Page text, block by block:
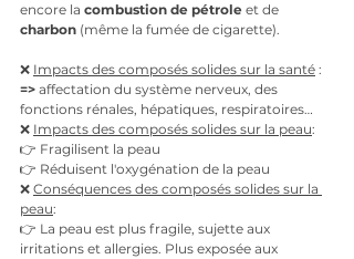
encore la combustion de pétrole et de
charbon (même la fumée de cigarette).
❌ Impacts des composés solides sur la santé :
=> affectation du système nerveux, des
fonctions rénales, hépatiques, respiratoires…
❌ Impacts des composés solides sur la peau:
👉 Fragilisent la peau
👉 Réduisent l'oxygénation de la peau
❌ Conséquences des composés solides sur la
peau:
👉 La peau est plus fragile, sujette aux
irritations et allergies. Plus exposée aux